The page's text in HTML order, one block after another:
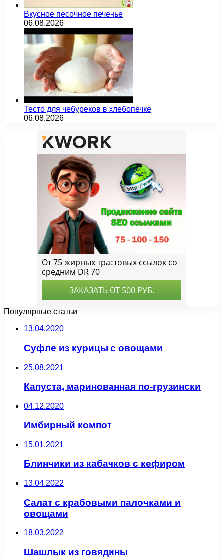
Вкусное песочное печенье
06.08.2026
Тесто для чебуреков в хлебопечке
06.08.2026
Популярные статьи
13.04.2020
Суфле из курицы с овощами
25.08.2021
Капуста, маринованная по-грузински
04.12.2020
Имбирный компот
15.01.2021
Блинчики из кабачков с кефиром
13.04.2022
Салат с крабовыми палочками и
овощами
18.03.2022
Шашлык из говядины